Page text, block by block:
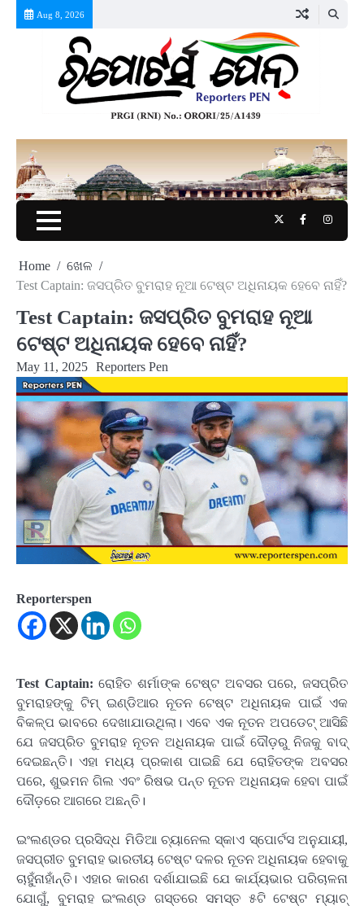
Aug 8, 2026
TwitterFacebook
Home
ଖେଳ
Test Captain: ଜସପ୍ରିତ ବୁମରାହ ନୂଆ ଟେଷ୍ଟ ଅଧିନାୟକ ହେବେ ନାହିଁ?
Test Captain: ଜସପ୍ରିତ ବୁମରାହ ନୂଆ
ଟେଷ୍ଟ ଅଧିନାୟକ ହେବେ ନାହିଁ?
May 11, 2025 Reporters Pen
Reporterspen
Test Captain:ରୋହିତ ଶର୍ମାଙ୍କ ଟେଷ୍ଟ ଅବସର ପରେ, ଜସପ୍ରିତ
ବୁମରାହଙ୍କୁ ଟିମ୍ ଇଣ୍ଡିଆର ନୂତନ ଟେଷ୍ଟ ଅଧିନାୟକ ପାଇଁ ଏକ
ବିକଳ୍ପ ଭାବରେ ଦେଖାଯାଉଥିଲା। ଏବେ ଏକ ନୂତନ ଅପଡେଟ୍ ଆସିଛି
ଯେ ଜସପ୍ରିତ ବୁମରାହ ନୂତନ ଅଧିନାୟକ ପାଇଁ ଦୌଡ଼ରୁ ନିଜକୁ ବାଦ୍
ଦେଇଛନ୍ତି। ଏହା ମଧ୍ୟ ପ୍ରକାଶ ପାଇଛି ଯେ ରୋହିତଙ୍କ ଅବସର
ପରେ, ଶୁଭମନ ଗିଲ ଏବଂ ରିଷଭ ପନ୍ତ ନୂତନ ଅଧିନାୟକ ହେବା ପାଇଁ
ଦୌଡ଼ରେ ଆଗରେ ଅଛନ୍ତି।
ଇଂଲଣ୍ଡର ପ୍ରସିଦ୍ଧ ମିଡିଆ ଚ୍ୟାନେଲ ସ୍କାଏ ସ୍ପୋର୍ଟସ ଅନୁଯାୟୀ,
ଜସପ୍ରୀତ ବୁମରାହ ଭାରତୀୟ ଟେଷ୍ଟ ଦଳର ନୂତନ ଅଧିନାୟକ ହେବାକୁ
ଚାହୁଁନାହାଁନ୍ତି। ଏହାର କାରଣ ଦର୍ଶାଯାଇଛି ଯେ କାର୍ଯ୍ୟଭାର ପରିଚାଳନା
ଯୋଗୁଁ, ବୁମରାହ ଇଂଲଣ୍ଡ ଗସ୍ତରେ ସମସ୍ତ ୫ଟି ଟେଷ୍ଟ ମ୍ୟାଚ୍